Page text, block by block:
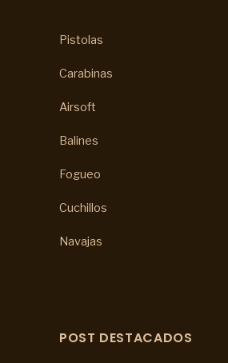
Pistolas
Carabinas
Airsoft
Balines
Fogueo
Cuchillos
Navajas
POST DESTACADOS